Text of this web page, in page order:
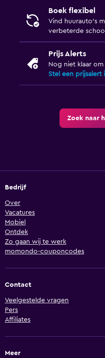
Boek flexibel
Vind huurauto's
verbeterde
Prijs Alerts
Nog niet klaar
Stel een prijsalert
Zoek naar
Bedrijf
Over
Vacatures
Mobiel
Ontdek
Zo gaan wij te werk
momondo-couponcodes
Contact
Veelgestelde vragen
Pers
Affiliates
Meer